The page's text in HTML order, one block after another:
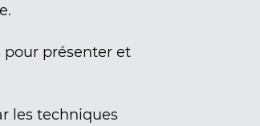
pour présenter et
les techniques